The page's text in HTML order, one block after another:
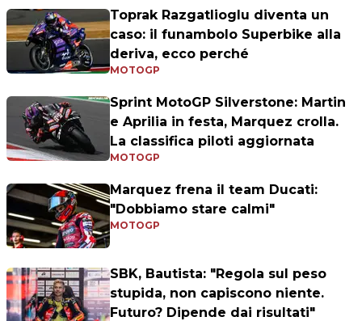
Toprak Razgatlioglu diventa un
caso: il funambolo Superbike alla
deriva, ecco perché
MOTOGP
Sprint MotoGP Silverstone: Martin
e Aprilia in festa, Marquez crolla.
La classifica piloti aggiornata
MOTOGP
Marquez frena il team Ducati:
"Dobbiamo stare calmi"
MOTOGP
SBK, Bautista: "Regola sul peso
stupida, non capiscono niente.
Futuro? Dipende dai risultati"